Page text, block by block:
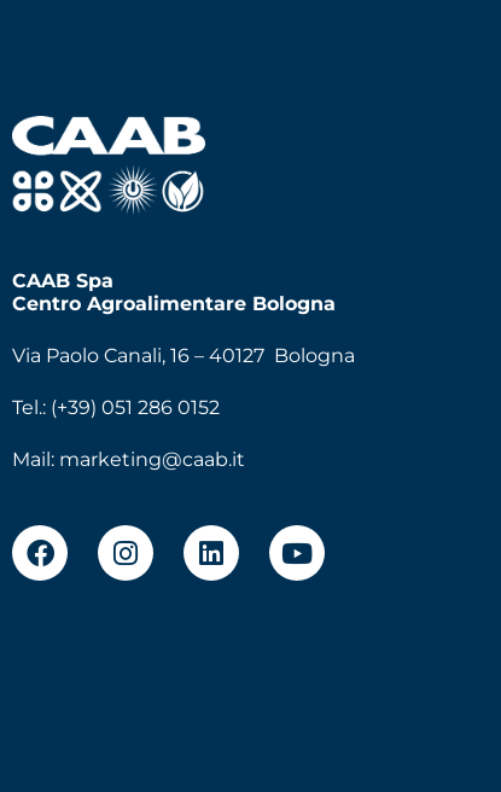
CAAB Spa
Centro Agroalimentare Bologna
Via Paolo Canali, 16 – 40127 Bologna
Tel.: (+39) 051 286 0152
Mail: marketing@caab.it